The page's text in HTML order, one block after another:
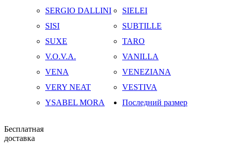
SERGIO DALLINI
SIELEI
SISI
SUBTILLE
SUXE
TARO
V.O.V.A.
VANILLA
VENA
VENEZIANA
VERY NEAT
VESTIVA
YSABEL MORA
Последний размер
Бесплатная
доставка